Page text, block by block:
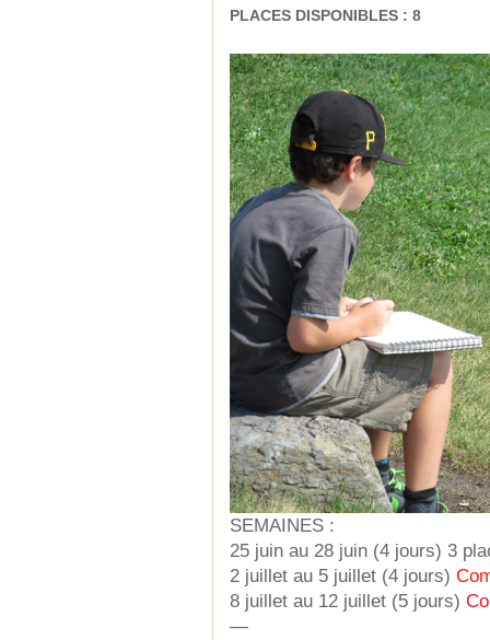
PLACES DISPONIBLES : 8
SEMAINES :
25 juin au 28 juin (4 jours) 3
2 juillet au 5 juillet (4 jours)
8 juillet au 12 juillet (5 jours)
—